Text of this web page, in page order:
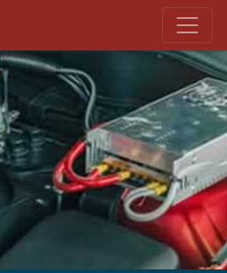
Bar